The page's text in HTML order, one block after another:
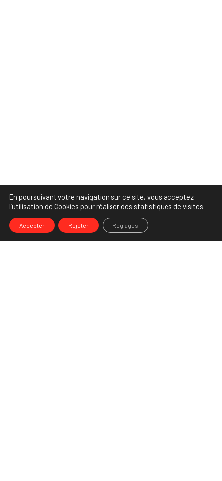
En poursuivant votre navigation sur ce site, vous acceptez
l’utilisation de Cookies pour réaliser des statistiques de visites.
Accepter Rejeter Réglages